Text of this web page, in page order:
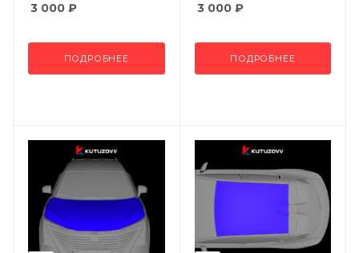
3 000 ₽
ПОДРОБНЕЕ
3 000₽
ПОДРОБНЕЕ